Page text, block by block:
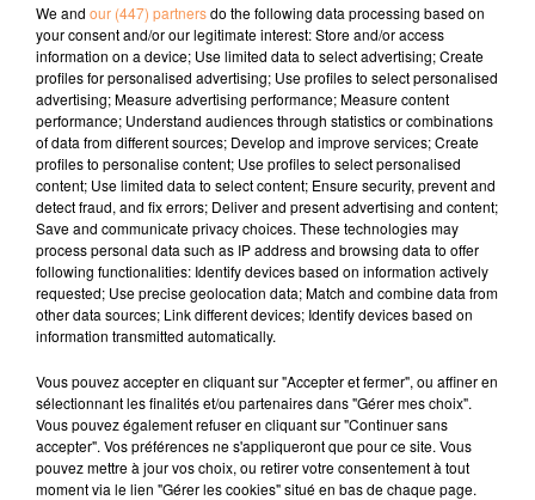
Facebook : Pilou Shop 64
Instagram :@pilou_shop_64
Code promo tout le long du mois d'octobre 10% de
réduction avec le code INSIDE10
TITRES DIFFUSÉS
16h12
16h12 16h09
16h09 16h03
16h03
We and our (447) partnersdo the following data processing based on
your consent and/or our legitimate interest: Store and/or access
information on a device; Use limited data to select advertising; Create
profiles for personalised advertising; Use profiles to select personalised
advertising; Measure advertising performance; Measure content
performance; Understand audiences through statistics or combinations
of data from different sources; Develop and improve services; Create
profiles to personalise content; Use profiles to select personalised
content; Use limited data to select content; Ensure security, prevent and
detect fraud, and fix errors; Deliver and present advertising and content;
Save and communicate privacy choices. These technologies may
process personal data such as IP address and browsing data to offer
following functionalities: Identify devices based on information actively
requested; Use precise geolocation data; Match and combine data from
other data sources; Link different devices; Identify devices based on
information transmitted automatically.
Vous pouvez accepter en cliquant sur "Accepter et fermer", ou affiner en
sélectionnant les finalités et/ou partenaires dans "Gérer mes choix".
Vous pouvez également refuser en cliquant sur "Continuer sans
accepter". Vos préférences ne s'appliqueront que pour ce site. Vous
pouvez mettre à jour vos choix, ou retirer votre consentement à tout
moment via le lien "Gérer les cookies" situé en bas de chaque page.